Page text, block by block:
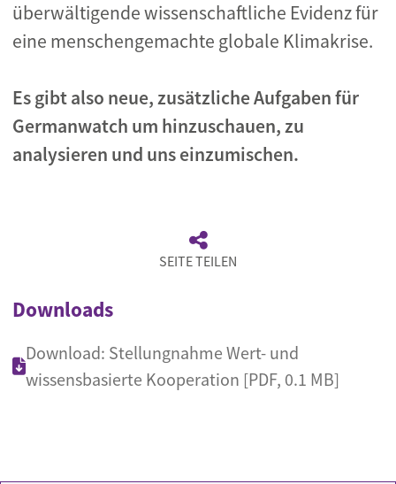
überwältigende wissenschaftliche Evidenz für
eine menschengemachte globale Klimakrise.
Es gibt also neue, zusätzliche Aufgaben für
Germanwatch um hinzuschauen, zu
analysieren und uns einzumischen.
SEITE TEILEN
Downloads
Download: Stellungnahme Wert- und
wissensbasierte Kooperation [PDF, 0.1 MB]